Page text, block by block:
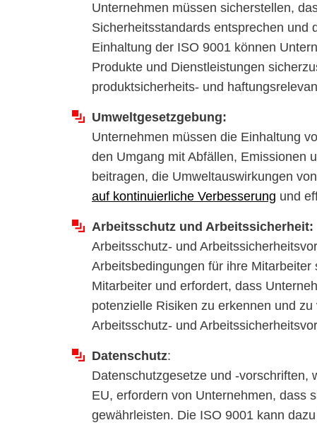
Unternehmen müssen sicherstellen,
Sicherheitsstandards entsprechen und
Einhaltung der ISO 9001 können
Produkte und Dienstleistungen
produktsicherheits- und
Umweltgesetzgebung:
Unternehmen müssen die Einhaltung
den Umgang mit Abfällen, Emissionen
beitragen, die Umweltauswirkungen
auf kontinuierliche Verbesserung und
Arbeitsschutz und Arbeitssicherheit:
Arbeitsschutz- und
Arbeitsbedingungen für ihre
Mitarbeiter und erfordert, dass
potenzielle Risiken zu erkennen und
Arbeitsschutz- und
Datenschutz:
Datenschutzgesetze und -vorschriften,
EU, erfordern von Unternehmen, dass
gewährleisten. Die ISO 9001 kann